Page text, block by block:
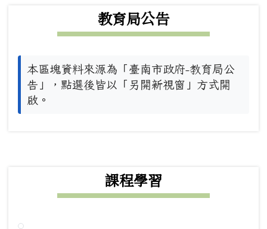
教育局公告
本區塊資料來源為「臺南市政府-教育局公
告」，點選後皆以「另開新視窗」方式開
啟。
課程學習